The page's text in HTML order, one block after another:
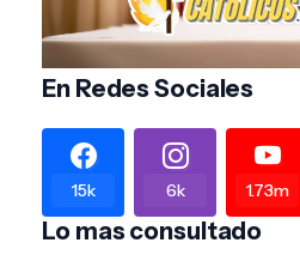
En Redes Sociales
15k 6k 1.73m
Lo mas consultado